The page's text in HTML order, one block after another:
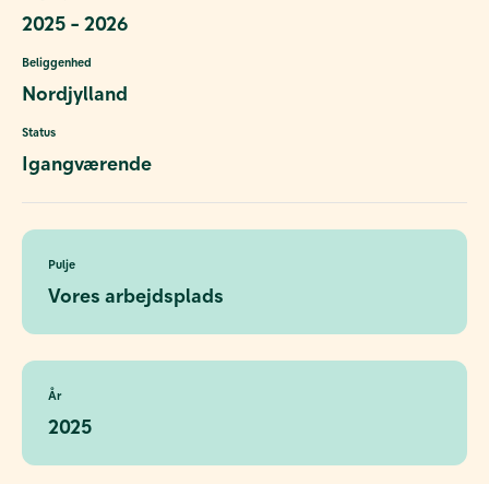
2025 - 2026
Beliggenhed
Nordjylland
Status
Igangværende
Pulje
Vores arbejdsplads
År
2025